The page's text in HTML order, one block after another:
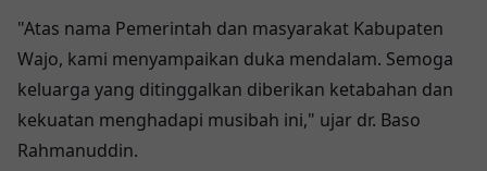
"Atas nama Pemerintah dan masyarakat Kabupaten
Wajo, kami menyampaikan duka mendalam. Semoga
keluarga yang ditinggalkan diberikan ketabahan dan
kekuatan menghadapi musibah ini," ujar dr. Baso
Rahmanuddin.